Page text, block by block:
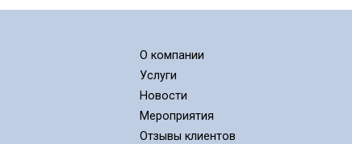
О компании
Услуги
Новости
Мероприятия
Отзывы клиентов